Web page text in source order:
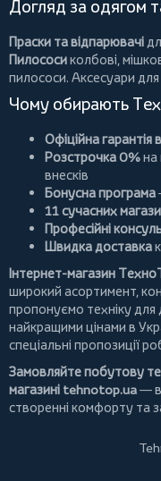
Догляд за одягом
Праски та відпарювачі
Пилососиколбові,
пилососи. Аксесуари
Чому обирають
Офіційна гарантія
Розстрочка 0%на
внесків
Бонусна програма
11 сучасних
Професійні
Швидка доставка
Інтернет-магазин
широкий асортимент,
пропонуємо техніку
найкращими цінами в
спеціальні пропозиції
Замовляйте побутову
магазині tehnotop.ua—
створенні комфорту та